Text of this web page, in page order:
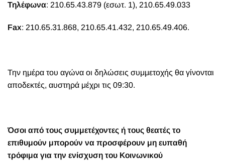
Τηλέφωνα: 210.65.43.879 (εσωτ. 1), 210.65.49.033
Fax: 210.65.31.868, 210.65.41.432, 210.65.49.406.
Την ημέρα του αγώνα οι δηλώσεις συμμετοχής θα γίνονται
αποδεκτές, αυστηρά μέχρι τις 09:30.
Όσοι από τους συμμετέχοντες ή τους θεατές το
επιθυμούν μπορούν να προσφέρουν μη ευπαθή
τρόφιμα για την ενίσχυση του Κοινωνικού